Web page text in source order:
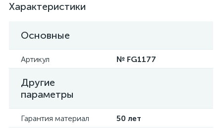
Характеристики
Основные
Артикул № FG1177
Другие
параметры
Гарантия материал 50 лет